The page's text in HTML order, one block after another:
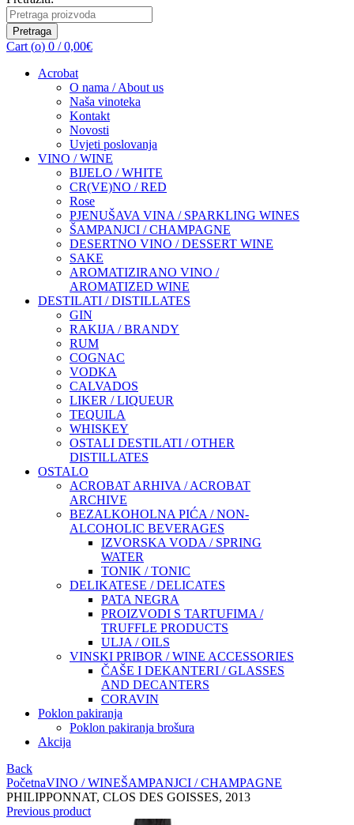
Pretraga
Cart (o) 0 / 0,00€
Acrobat
O nama / About us
Naša vinoteka
Kontakt
Novosti
Uvjeti poslovanja
VINO / WINE
BIJELO / WHITE
CR(VE)NO / RED
Rose
PJENUŠAVA VINA / SPARKLING WINES
ŠAMPANJCI / CHAMPAGNE
DESERTNO VINO / DESSERT WINE
SAKE
AROMATIZIRANO VINO /
AROMATIZED WINE
DESTILATI / DISTILLATES
GIN
RAKIJA / BRANDY
RUM
COGNAC
VODKA
CALVADOS
LIKER / LIQUEUR
TEQUILA
WHISKEY
OSTALI DESTILATI / OTHER
DISTILLATES
OSTALO
ACROBAT ARHIVA / ACROBAT
ARCHIVE
BEZALKOHOLNA PIĆA / NON-
ALCOHOLIC BEVERAGES
IZVORSKA VODA / SPRING
WATER
TONIK / TONIC
DELIKATESE / DELICATES
PATA NEGRA
PROIZVODI S TARTUFIMA /
TRUFFLE PRODUCTS
ULJA / OILS
VINSKI PRIBOR / WINE ACCESSORIES
ČAŠE I DEKANTERI / GLASSES
AND DECANTERS
CORAVIN
Poklon pakiranja
Poklon pakiranja brošura
Akcija
Back
PočetnaVINO / WINEŠAMPANJCI / CHAMPAGNE
PHILIPPONNAT, CLOS DES GOISSES, 2013
Previous product